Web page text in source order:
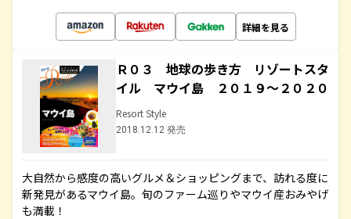
詳細を見る
Ｒ０３ 地球の歩き方 リゾートスタ
イル マウイ島 ２０１９～２０２０
Resort Style
2018.12.12 発売
大自然から感度の高いグルメ＆ショッピングまで、訪れる度に
新発見があるマウイ島。旬のファーム巡りやマウイ産おみやげ
も満載！